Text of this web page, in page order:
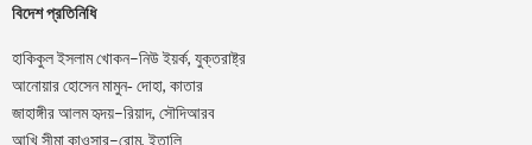
বিদেশ প্রতিনিধি
হাকিকুল ইসলাম খোকন–নিউ ইয়র্ক, যুক্তরাষ্ট্র
আনোয়ার হোসেন মামুন- দোহা, কাতার
জাহাঙ্গীর আলম হৃদয়–রিয়াদ, সৌদিআরব
আখি সীমা কাওসার–রোম,ইতালি